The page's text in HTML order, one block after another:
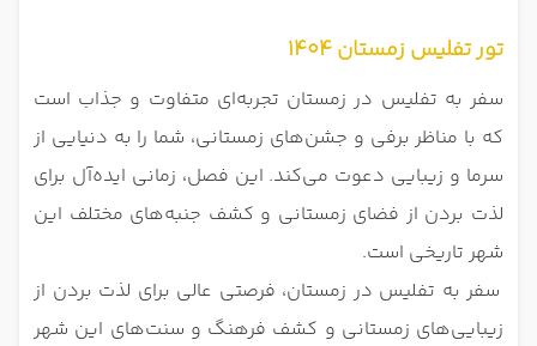
تور تفلیس زمستان 1404
سفر به تفلیس در زمستان تجربه‌ای متفاوت و جذاب است
که با مناظر برفی و جشن‌های زمستانی، شما را به دنیایی از
سرما و زیبایی دعوت می‌کند. این فصل، زمانی ایده‌آل برای
لذت بردن از فضای زمستانی و کشف جنبه‌های مختلف این
شهر تاریخی است.
سفر به تفلیس در زمستان، فرصتی عالی برای لذت بردن از
زیبایی‌های زمستانی و کشف فرهنگ و سنت‌های این شهر